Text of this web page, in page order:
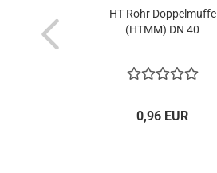
HT Rohr Doppelmuffe
(HTMM) DN 40
0,96 EUR